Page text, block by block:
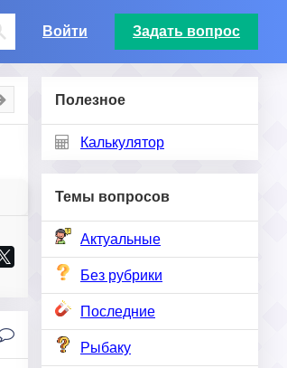
Войти Задать вопрос
Полезное
Калькулятор
Темы вопросов
Актуальные
Без рубрики
Последние
Рыбаку